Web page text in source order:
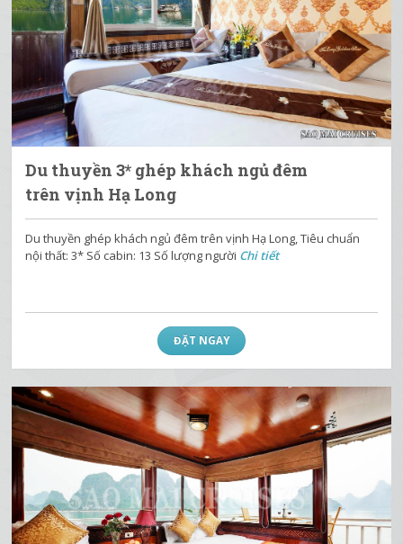
Du thuyền 3* ghép khách ngủ đêm
trên vịnh Hạ Long
Du thuyền ghép khách ngủ đêm trên vịnh Hạ Long, Tiêu chuẩn
nội thất: 3* Số cabin: 13 Số lượng người Chi tiết
ĐẶT NGAY